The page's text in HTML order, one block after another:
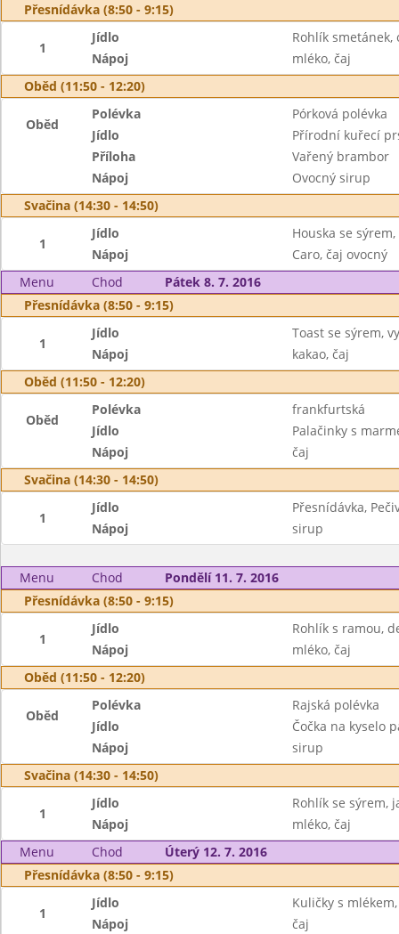
Přesnídávka (8:50 - 9:15)
1
Jídlo
Rohlík smetánek,
Nápoj
mléko, čaj
Oběd (11:50 - 12:20)
Oběd
Polévka
Pórková polévka
Jídlo
Přírodní kuřecí
Příloha
Vařený brambor
Nápoj
Ovocný sirup
Svačina (14:30 - 14:50)
1
Jídlo
Houska se
Nápoj
Caro, čaj ovocný
Menu
Chod
Pátek 8. 7. 2016
Přesnídávka (8:50 - 9:15)
1
Jídlo
Toast se sýrem,
Nápoj
kakao, čaj
Oběd (11:50 - 12:20)
Oběd
Polévka
frankfurtská
Jídlo
Palačinky s
Nápoj
čaj
Svačina (14:30 - 14:50)
1
Jídlo
Přesnídávka,
Nápoj
sirup
Menu Chod
Pondělí 11. 7. 2016
Přesnídávka (8:50 - 9:15)
1
Jídlo
Rohlík s ramou,
Nápoj
mléko, čaj
Oběd (11:50 - 12:20)
Oběd
Polévka
Rajská polévka
Jídlo
Čočka na kyselo
Nápoj
sirup
Svačina (14:30 - 14:50)
1
Jídlo
Rohlík se sýrem,
Nápoj
mléko, čaj
Menu
Chod
Úterý 12. 7. 2016
Přesnídávka (8:50 - 9:15)
1
Jídlo
Kuličky s mlékem,
Nápoj
čaj